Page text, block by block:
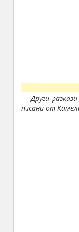
Други
писани от